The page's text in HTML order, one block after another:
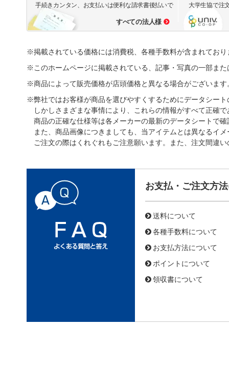
手続きカンタン、お支払いは便利な請求書後払いで
すべての法人様
大学生協で注
※掲載されている価格には消費税、各種手数料が含まれてお
※このホームページに掲載されている、記事・写真の一部ま
※商品によって販売価格が店頭価格と異なる場合がございます
※弊社ではお客様が商品を選びやすくするためにデータシー
しかしさまざまな事情により、これらの情報がすべて正確
商品の正確な仕様等は各メーカーの最新のデータシートで確
また、商品画像につきましても、当アイテムとは異なるイ
ご注文の際はくれぐれもご注意願います。また、注文間違
お支払・ご注文方
送料について
各種手数料について
お支払方法について
ポイントについて
領収書について